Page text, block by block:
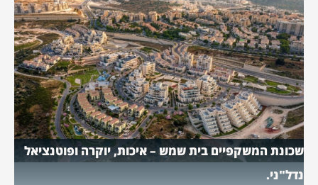
שכונת המשקפיים בית שמש – איכות, יוקרה ופוטנציאל
נדל"ני.